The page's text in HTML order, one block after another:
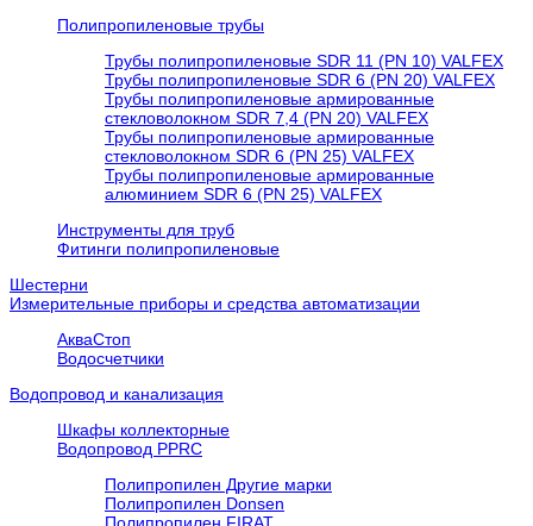
Полипропиленовые трубы
Трубы полипропиленовые SDR 11 (PN 10) VALFEX
Трубы полипропиленовые SDR 6 (PN 20) VALFEX
Трубы полипропиленовые армированные
стекловолокном SDR 7,4 (PN 20) VALFEX
Трубы полипропиленовые армированные
стекловолокном SDR 6 (PN 25) VALFEX
Трубы полипропиленовые армированные
алюминием SDR 6 (PN 25) VALFEX
Инструменты для труб
Фитинги полипропиленовые
Шестерни
Измерительные приборы и средства автоматизации
АкваСтоп
Водосчетчики
Водопровод и канализация
Шкафы коллекторные
Водопровод PPRC
Полипропилен Другие марки
Полипропилен Donsen